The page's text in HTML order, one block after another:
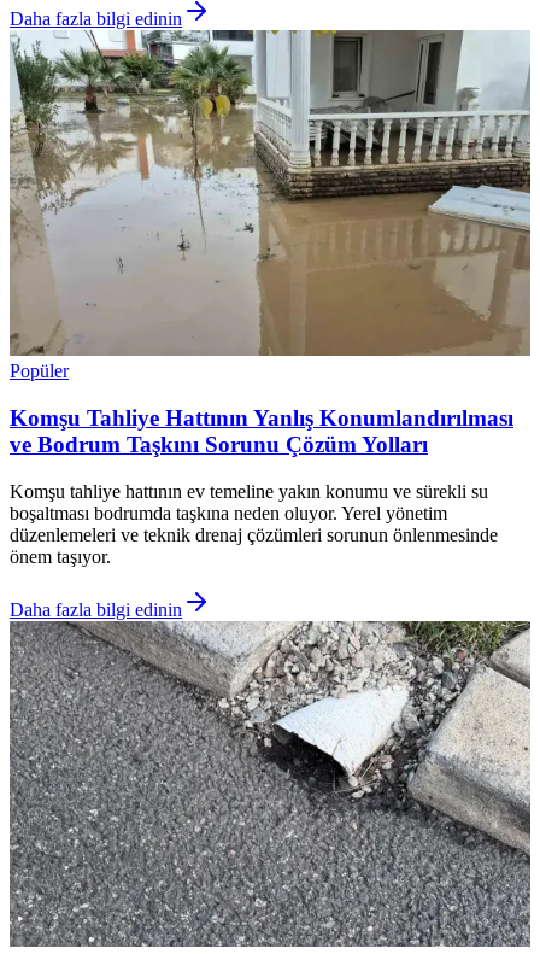
Daha fazla bilgi edinin
Popüler
Komşu Tahliye Hattının Yanlış Konumlandırılması
ve Bodrum Taşkını Sorunu Çözüm Yolları
Komşu tahliye hattının ev temeline yakın konumu ve sürekli su
boşaltması bodrumda taşkına neden oluyor. Yerel yönetim
düzenlemeleri ve teknik drenaj çözümleri sorunun önlenmesinde
önem taşıyor.
Daha fazla bilgi edinin